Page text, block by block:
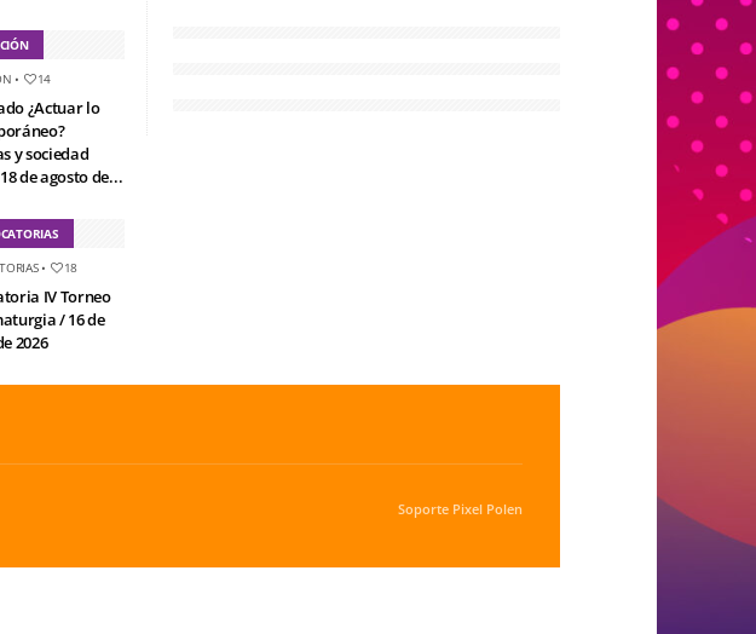
• 14
¿Actuar lo
y sociedad
de agosto de...
• 18
IV Torneo
/ 16 de
2026
Soporte Pixel Polen